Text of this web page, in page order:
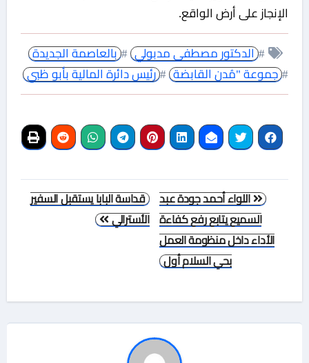
الإنجاز على أرض الواقع.
# الدكتور مصطفى مدبولي # بالعاصمة الجديدة
# جموعة "مُدن القابضة # رئيس دائرة المالية بأبو ظبي
تصفّح
المقالات
قداسة البابا يستقبل السفير
الأسترالي
اللواء أحمد جودة عبد
السميع يتابع رفع كفاءة
الأداء داخل منظومة العمل
بحي السلام أول